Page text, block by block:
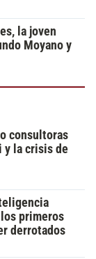
la joven
Moyano y
consultoras
y la crisis de
primeros
derrotados